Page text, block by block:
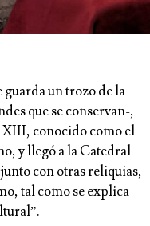
un trozo de la
que se conservan-,
XIII, conocido como el
y llegó a la Catedral
junto con otras reliquias,
tal como se explica